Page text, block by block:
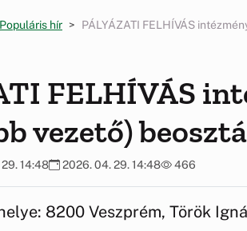
Populáris hír PÁLYÁZATI FELHÍVÁS
FELHÍVÁS
vezető)
14:48 2026. 04. 29. 14:48 466
8200 Veszprém, Török